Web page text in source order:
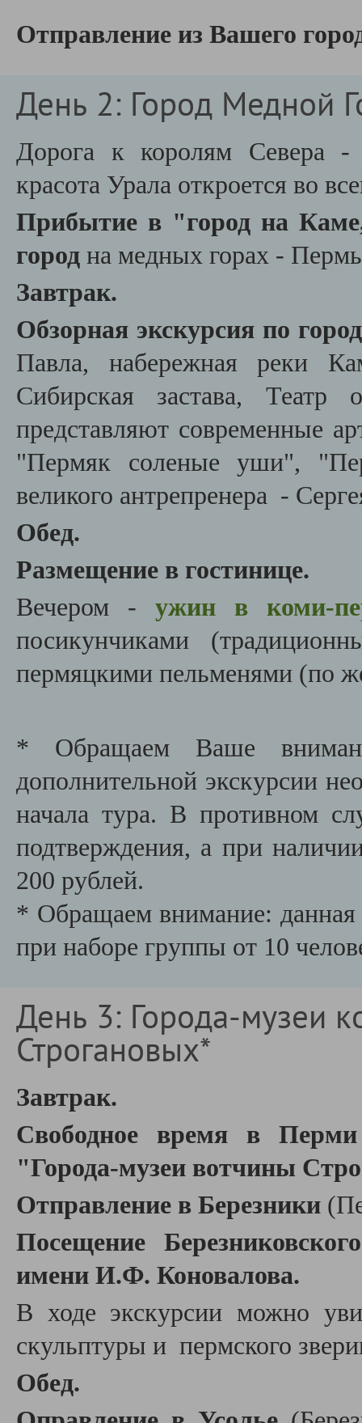
Отправление из Вашего
День 2: Город Медной
Дорога к королям Севера -
красота Урала откроется во
Прибытие в "город на
город на медных горах -
Завтрак.
Обзорная экскурсия по
Павла, набережная реки
Сибирская застава,
представляют современные
"Пермяк соленые уши",
великого антрепренера -
Обед.
Размещение в гостинице.
Вечером - ужин в коми-
посикунчиками
пермяцкими пельменями (по
* Обращаем Ваше
дополнительной экскурсии
начала тура. В противном
подтверждения, а при
200 рублей.
* Обращаем внимание: данная
при наборе группы от 10
День 3: Города-музеи
Строгановых*
Завтрак.
Свободное время в Перми
"Города-музеи вотчины
Отправление в Березники
Посещение
имени И.Ф. Коновалова.
В ходе экскурсии можно
скульптуры и пермского
Обед.